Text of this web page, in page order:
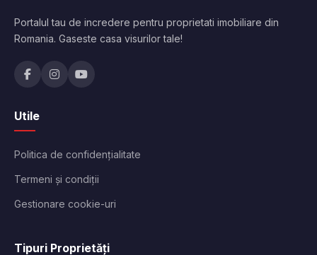
Portalul tau de incredere pentru proprietati imobiliare din
Romania. Gaseste casa visurilor tale!
Utile
Politica de confidențialitate
Termeni și condiții
Gestionare cookie-uri
Tipuri Proprietăți